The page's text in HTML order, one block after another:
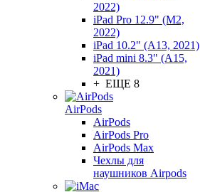
2022)
iPad Pro 12.9" (M2,
2022)
iPad 10.2" (A13, 2021)
iPad mini 8.3" (A15,
2021)
+ ЕЩЕ 8
AirPods
AirPods
AirPods Pro
AirPods Max
Чехлы для
наушников Airpods